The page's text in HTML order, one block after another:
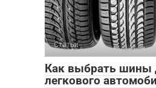
Статьи
Как выбрать шины
легкового